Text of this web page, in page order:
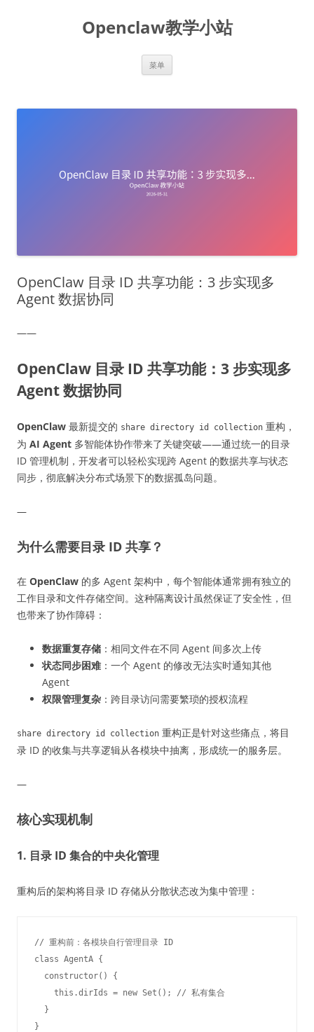
Openclaw教学小站
菜单
OpenClaw 目录 ID 共享功能：3 步实现多
Agent 数据协同
——
OpenClaw 目录 ID 共享功能：3 步实现多
Agent 数据协同
OpenClaw 最新提交的 share directory id collection 重构，
为 AI Agent 多智能体协作带来了关键突破——通过统一的目录
ID 管理机制，开发者可以轻松实现跨 Agent 的数据共享与状态
同步，彻底解决分布式场景下的数据孤岛问题。
—
为什么需要目录 ID 共享？
在 OpenClaw 的多 Agent 架构中，每个智能体通常拥有独立的
工作目录和文件存储空间。这种隔离设计虽然保证了安全性，但
也带来了协作障碍：
数据重复存储 ：相同文件在不同 Agent 间多次上传
状态同步困难：一个 Agent 的修改无法实时通知其他
Agent
权限管理复杂 ：跨目录访问需要繁琐的授权流程
share directory id collection 重构正是针对这些痛点，将目
录 ID 的收集与共享逻辑从各模块中抽离，形成统一的服务层。
—
核心实现机制
1. 目录 ID 集合的中央化管理
重构后的架构将目录 ID 存储从分散状态改为集中管理：
// 重构前：各模块自行管理目录 ID
class AgentA {
  constructor() {
    this.dirIds = new Set(); // 私有集合
  }
}